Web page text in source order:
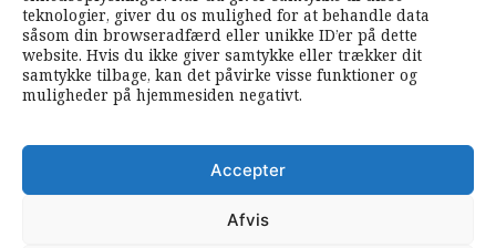
teknologier, giver du os mulighed for at behandle data
såsom din browseradfærd eller unikke ID’er på dette
website. Hvis du ikke giver samtykke eller trækker dit
samtykke tilbage, kan det påvirke visse funktioner og
muligheder på hjemmesiden negativt.
Accepter
Afvis
FØLG ARBEJDEREN